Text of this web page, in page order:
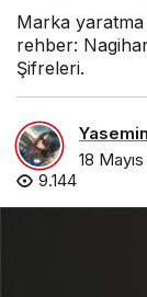
Marka
rehber:
Şifreleri.
18
9.144